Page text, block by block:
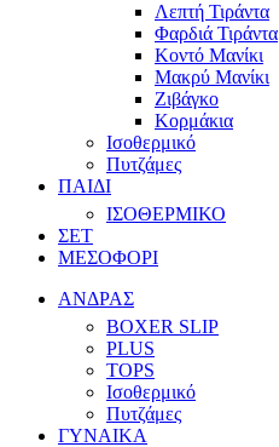
Λεπτή Τιράντα
Φαρδιά Τιράντα
Κοντό Μανίκι
Μακρύ Μανίκι
Ζιβάγκο
Κορμάκια
Ισοθερμικό
Πυτζάμες
ΠΑΙΔΙ
ΙΣΟΘΕΡΜΙΚΟ
ΣΕΤ
ΜΕΣΟΦΟΡΙ
ΑΝΔΡΑΣ
BOXER SLIP
PLUS
TOPS
Ισοθερμικό
Πυτζάμες
ΓΥΝΑΙΚΑ